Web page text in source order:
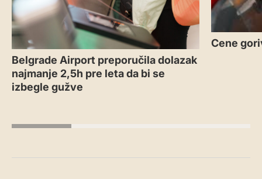
Belgrade Airport preporučila dolazak
najmanje 2,5h pre leta da bi se
izbegle gužve
Cene